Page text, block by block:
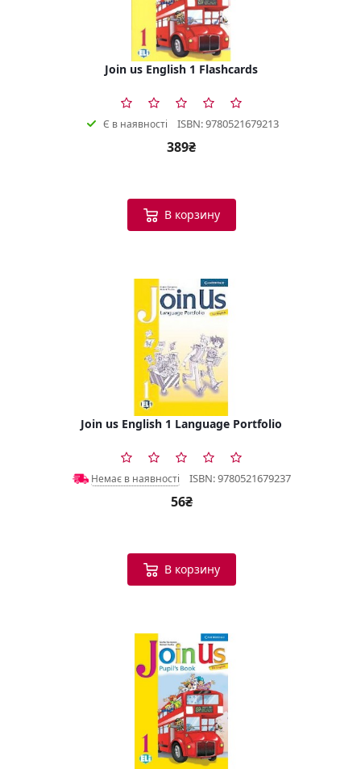
Join us English 1 Flashcards
Є в наявності ISBN: 9780521679213
389₴
В корзину
Join us English 1 Language Portfolio
Немає в наявності ISBN: 9780521679237
56₴
В корзину